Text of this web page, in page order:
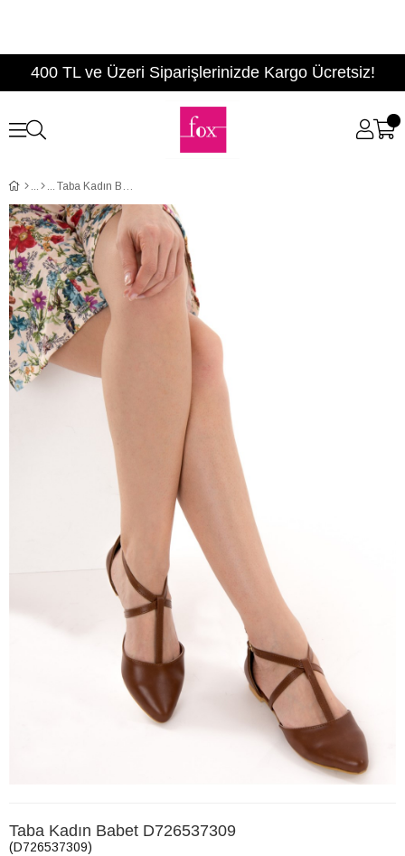
400 TL ve Üzeri Siparişlerinizde Kargo Ücretsiz!
Taba Kadın Babet D726537309
Taba Kadın Babet D726537309
(D726537309)